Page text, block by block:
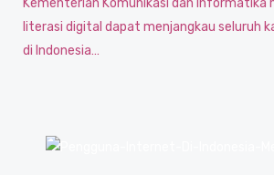
Kementerian Komunikasi dan Informatika
literasi digital dapat menjangkau seluruh
di Indonesia…